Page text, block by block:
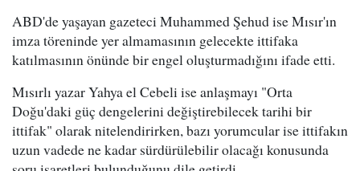
ABD'de yaşayan gazeteci Muhammed Şehud ise Mısır'ın
imza töreninde yer almamasının gelecekte ittifaka
katılmasının önünde bir engel oluşturmadığını ifade etti.
Mısırlı yazar Yahya el Cebeli ise anlaşmayı "Orta
Doğu'daki güç dengelerini değiştirebilecek tarihi bir
ittifak" olarak nitelendirirken, bazı yorumcular ise ittifakın
uzun vadede ne kadar sürdürülebilir olacağı konusunda